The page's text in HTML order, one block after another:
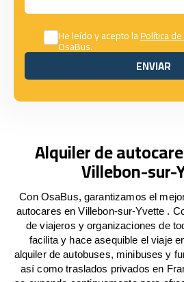
He leído y acepto laPolítica
OsaBus.
ENVIAR
ENVIAR
Alquiler de
Villebon-
Con OsaBus, garantizamos el
autocares en Villebon-sur-Yvette .
de viajeros y organizaciones de
facilita y hace asequible el viaje
alquiler de autobuses, minibuses y
así como traslados privados en